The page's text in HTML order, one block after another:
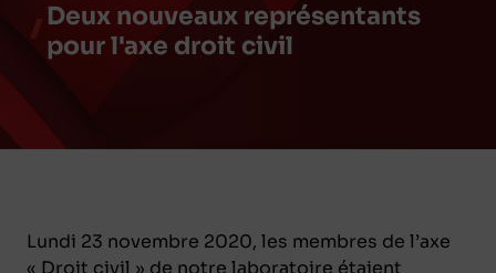
Deux nouveaux représentants
pour l'axe droit civil
Lundi 23 novembre 2020, les membres de l’axe
« Droit civil » de notre laboratoire étaient